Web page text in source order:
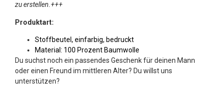
zu erstellen.+++
Produktart:
Stoffbeutel, einfarbig, bedruckt
Material: 100 Prozent Baumwolle
Du suchst noch ein passendes Geschenk für deinen Mann
oder einen Freund im mittleren Alter? Du willst uns
unterstützen?